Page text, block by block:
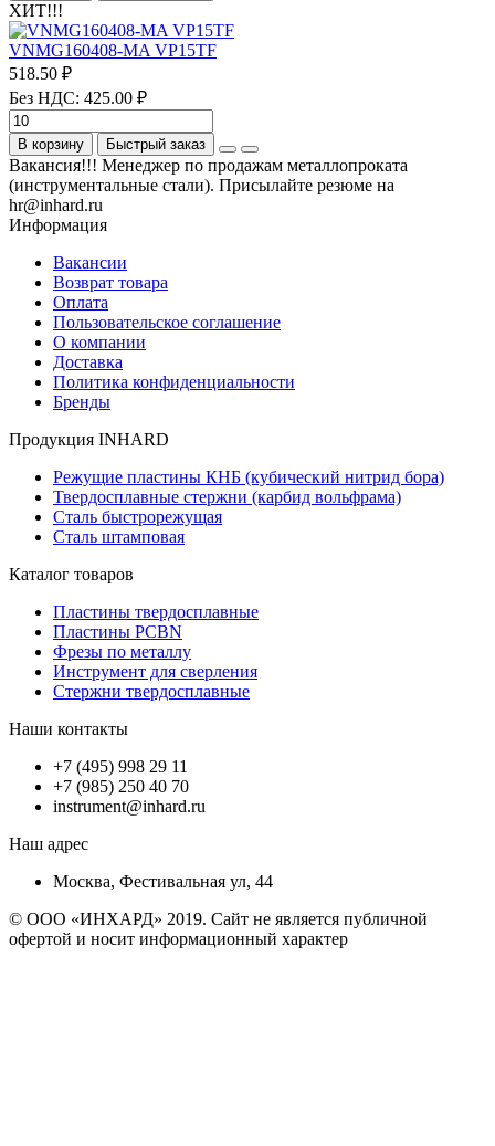
ХИТ!!!
VNMG160408-MA VP15TF
518.50 ₽
Без НДС: 425.00 ₽
В корзину Быстрый заказ
Вакансия!!! Менеджер по продажам металлопроката
(инструментальные стали). Присылайте резюме на
hr@inhard.ru
Информация
Вакансии
Возврат товара
Оплата
Пользовательское соглашение
О компании
Доставка
Политика конфиденциальности
Бренды
Продукция INHARD
Режущие пластины КНБ (кубический нитрид бора)
Твердосплавные стержни (карбид вольфрама)
Сталь быстрорежущая
Сталь штамповая
Каталог товаров
Пластины твердосплавные
Пластины PCBN
Фрезы по металлу
Инструмент для сверления
Стержни твердосплавные
Наши контакты
+7 (495) 998 29 11
+7 (985) 250 40 70
instrument@inhard.ru
Наш адрес
Москва, Фестивальная ул, 44
© ООО «ИНХАРД» 2019. Сайт не является публичной
офертой и носит информационный характер